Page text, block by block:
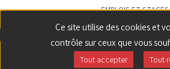
EMPLOIS ET STAGES
MENTIONS LÉGALES
GESTION DES
Ce site utilise des cookies et
contrôle sur ceux que vous
Tout accepter Tout